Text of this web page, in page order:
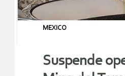
MEXICO
Suspende